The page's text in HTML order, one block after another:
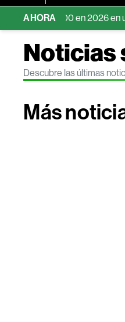
AHORA
S&P 500 en 2026 en una
Noticias
Descubre las últimas
Más